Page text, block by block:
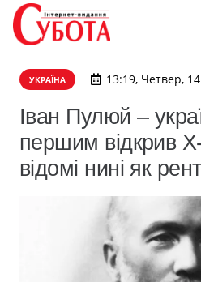
УКРАЇНА 13:19, Четвер,
Іван Пулюй –
першим відкрив
відомі нині як